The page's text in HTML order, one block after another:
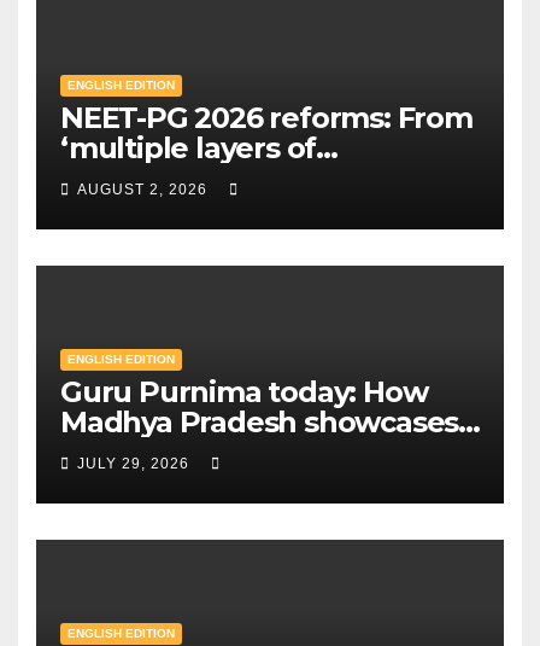
ENGLISH EDITION
NEET-PG 2026 reforms: From
‘multiple layers of
encryption’ to centres closer
to home — Key changes in 30
August exam | Mint
AUGUST 2, 2026
ENGLISH EDITION
Guru Purnima today: How
Madhya Pradesh showcases
Sandipani schools as new
education model | Mint
JULY 29, 2026
ENGLISH EDITION